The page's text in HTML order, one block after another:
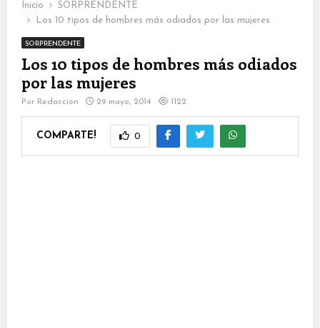
Inicio
SORPRENDENTE
Los 10 tipos de hombres más odiados por las mujeres
SORPRENDENTE
Los 10 tipos de hombres más odiados
por las mujeres
Por Redacción 29 mayo, 2014 1122
COMPARTE! 0